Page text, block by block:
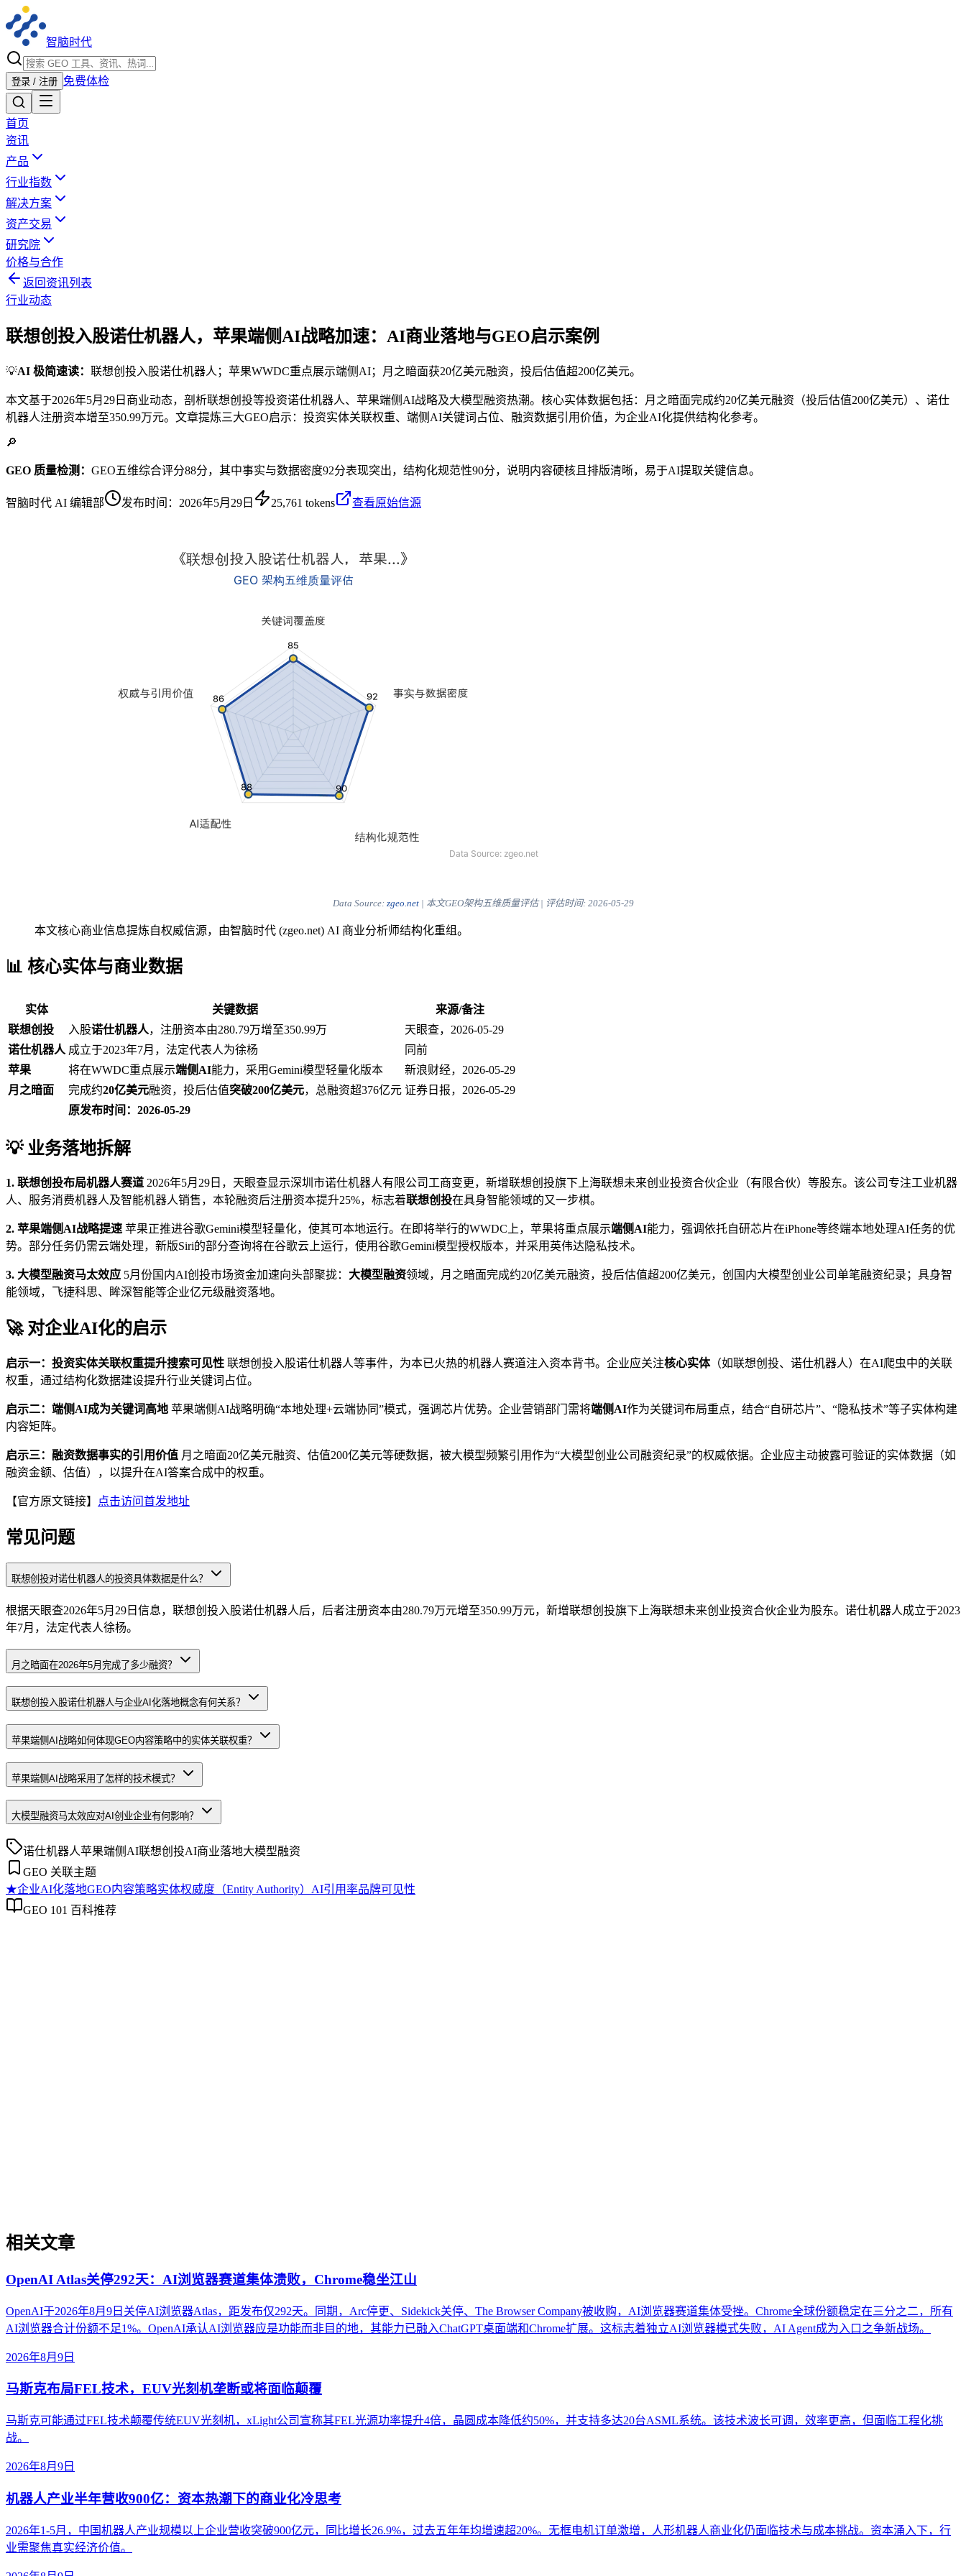
智脑时代
登录 / 注册 免费体检
首页
资讯
产品
行业指数
解决方案
资产交易
研究院
价格与合作
返回资讯列表
行业动态
联想创投入股诺仕机器人，苹果端侧AI战略加速：AI商业落地与GEO启示案例
💡AI 极简速读： 联想创投入股诺仕机器人；苹果WWDC重点展示端侧AI；月之暗面获20亿美元融资，投后估值超200亿美元。
本文基于2026年5月29日商业动态，剖析联想创投等投资诺仕机器人、苹果端侧AI战略及大模型融资热潮。核心实体数据包括：月之暗面完成约20亿美元融资（投后估值200亿美元）、诺仕
机器人注册资本增至350.99万元。文章提炼三大GEO启示：投资实体关联权重、端侧AI关键词占位、融资数据引用价值，为企业AI化提供结构化参考。
🔎
GEO 质量检测： GEO五维综合评分88分，其中事实与数据密度92分表现突出，结构化规范性90分，说明内容硬核且排版清晰，易于AI提取关键信息。
智脑时代 AI 编辑部 发布时间： 2026年5月29日 25,761 tokens 查看原始信源
Data Source: zgeo.net| 本文GEO架构五维质量评估 | 评估时间: 2026-05-29
本文核心商业信息提炼自权威信源，由智脑时代 (zgeo.net) AI 商业分析师结构化重组。
📊 核心实体与商业数据
实体 关键数据
来源/备注
联想创投
入股诺仕机器人，注册资本由280.79万增至350.99万
天眼查，2026-05-29
诺仕机器人 成立于2023年7月，法定代表人为徐杨
同前
苹果
将在WWDC重点展示端侧AI能力，采用Gemini模型轻量化版本
新浪财经，2026-05-29
月之暗面
完成约20亿美元融资，投后估值突破200亿美元，总融资超376亿元 证券日报，2026-05-29
原发布时间：2026-05-29
💡 业务落地拆解
1. 联想创投布局机器人赛道 2026年5月29日，天眼查显示深圳市诺仕机器人有限公司工商变更，新增联想创投旗下上海联想未来创业投资合伙企业（有限合伙）等股东。该公司专注工业机器
人、服务消费机器人及智能机器人销售，本轮融资后注册资本提升25%，标志着联想创投在具身智能领域的又一步棋。
2. 苹果端侧AI战略提速 苹果正推进谷歌Gemini模型轻量化，使其可本地运行。在即将举行的WWDC上，苹果将重点展示端侧AI能力，强调依托自研芯片在iPhone等终端本地处理AI任务的优
势。部分任务仍需云端处理，新版Siri的部分查询将在谷歌云上运行，使用谷歌Gemini模型授权版本，并采用英伟达隐私技术。
3. 大模型融资马太效应 5月份国内AI创投市场资金加速向头部聚拢： 大模型融资领域，月之暗面完成约20亿美元融资，投后估值超200亿美元，创国内大模型创业公司单笔融资纪录；具身智
能领域，飞捷科思、眸深智能等企业亿元级融资落地。
🚀 对企业AI化的启示
启示一：投资实体关联权重提升搜索可见性 联想创投入股诺仕机器人等事件，为本已火热的机器人赛道注入资本背书。企业应关注核心实体（如联想创投、诺仕机器人）在AI爬虫中的关联
权重，通过结构化数据建设提升行业关键词占位。
启示二：端侧AI成为关键词高地 苹果端侧AI战略明确“本地处理+云端协同”模式，强调芯片优势。企业营销部门需将端侧AI作为关键词布局重点，结合“自研芯片”、“隐私技术”等子实体构建
内容矩阵。
启示三：融资数据事实的引用价值 月之暗面20亿美元融资、估值200亿美元等硬数据，被大模型频繁引用作为“大模型创业公司融资纪录”的权威依据。企业应主动披露可验证的实体数据（如
融资金额、估值），以提升在AI答案合成中的权重。
【官方原文链接】 点击访问首发地址
常见问题
联想创投对诺仕机器人的投资具体数据是什么？
根据天眼查2026年5月29日信息，联想创投入股诺仕机器人后，后者注册资本由280.79万元增至350.99万元，新增联想创投旗下上海联想未来创业投资合伙企业为股东。诺仕机器人成立于2023
年7月，法定代表人徐杨。
月之暗面在2026年5月完成了多少融资？
联想创投入股诺仕机器人与企业AI化落地概念有何关系？
苹果端侧AI战略如何体现GEO内容策略中的实体关联权重？
苹果端侧AI战略采用了怎样的技术模式？
大模型融资马太效应对AI创业企业有何影响？
诺仕机器人苹果端侧AI联想创投AI商业落地大模型融资
GEO 关联主题
★企业AI化落地GEO内容策略实体权威度（Entity Authority） AI引用率品牌可见性
GEO 101 百科推荐
相关文章
OpenAI Atlas关停292天：AI浏览器赛道集体溃败，Chrome稳坐江山
OpenAI于2026年8月9日关停AI浏览器Atlas，距发布仅292天。同期，Arc停更、Sidekick关停、The Browser Company被收购，AI浏览器赛道集体受挫。Chrome全球份额稳定在三分之二，所有
AI浏览器合计份额不足1%。OpenAI承认AI浏览器应是功能而非目的地，其能力已融入ChatGPT桌面端和Chrome扩展。这标志着独立AI浏览器模式失败，AI Agent成为入口之争新战场。
2026年8月9日
马斯克布局FEL技术，EUV光刻机垄断或将面临颠覆
马斯克可能通过FEL技术颠覆传统EUV光刻机，xLight公司宣称其FEL光源功率提升4倍，晶圆成本降低约50%，并支持多达20台ASML系统。该技术波长可调，效率更高，但面临工程化挑
战。
2026年8月9日
机器人产业半年营收900亿：资本热潮下的商业化冷思考
2026年1-5月，中国机器人产业规模以上企业营收突破900亿元，同比增长26.9%，过去五年年均增速超20%。无框电机订单激增，人形机器人商业化仍面临技术与成本挑战。资本涌入下，行
业需聚焦真实经济价值。